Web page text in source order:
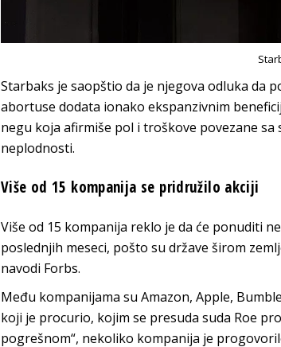
Starbaks je saopštio da je njegova odluka da
abortuse dodata ionako ekspanzivnim
negu koja afirmiše pol i troškove povezane
neplodnosti.
Više od 15 kompanija se pridružilo akciji
Više od 15 kompanija reklo je da će ponuditi
poslednjih meseci, pošto su države širom
navodi Forbs.
Među kompanijama su Amazon, Apple,
koji je procurio, kojim se presuda suda Roe
pogrešnom“, nekoliko kompanija je